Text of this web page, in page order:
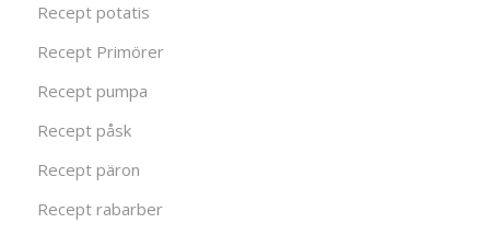
Recept potatis
Recept Primörer
Recept pumpa
Recept påsk
Recept päron
Recept rabarber